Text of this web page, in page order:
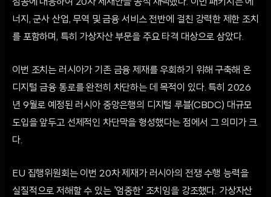
침공에 대응하여 20차 제재안을 공식 채택했다. 이번 패키지는 에
너지, 군사 산업, 무역 및 금융 서비스 전반에 걸친 강력한 제한 조치
를 포함하며, 특히 가상자산 부문을 주요 타격 대상으로 삼았다.
이번 조치는 러시아가 기존 금융 제재를 우회하기 위해 구축해 온
디지털 금융 통로를 완전히 차단하는 데 목적이 있다. 특히 2026
년 9월로 예정된 러시아 중앙은행의 디지털 루블(CBDC) 대규모
도입을 앞두고 선제적인 차단막을 형성했다는 점에서 그 의미가 크
다.
EU 집행위원회는 이번 20차 제재가 러시아의 전쟁 수행 능력을
실질적으로 저해할 수 있는 '엄중한' 조치임을 강조했다. 가상자산